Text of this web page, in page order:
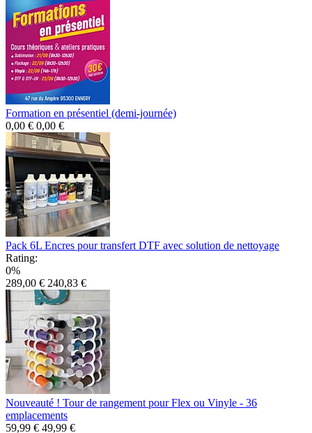
Formation en présentiel (demi-journée)
0,00 € 0,00 €
Pack 6L Encres pour transfert DTF avec solution de nettoyage
Rating:
0%
289,00 € 240,83 €
Nouveauté ! Tour de rangement pour Flex ou Vinyle - 36
emplacements
59,99 € 49,99 €